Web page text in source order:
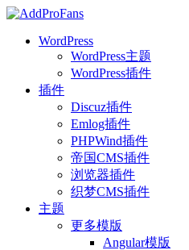
WordPress
WordPress主题
WordPress插件
插件
Discuz插件
Emlog插件
PHPWind插件
帝国CMS插件
浏览器插件
织梦CMS插件
主题
更多模版
Angular模版